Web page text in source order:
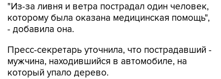
- добавила она.
Пресс-секретарь уточнила, что пострадавший -
который упало дерево.
И.Богатурия отметила, что в воскресенье по